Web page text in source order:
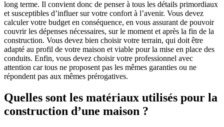
long terme. Il convient donc de penser à tous les détails primordiaux
et susceptibles d’influer sur votre confort à l’avenir. Vous devez
calculer votre budget en conséquence, en vous assurant de pouvoir
couvrir les dépenses nécessaires, sur le moment et après la fin de la
construction. Vous devez bien choisir votre terrain, qui doit être
adapté au profil de votre maison et viable pour la mise en place des
conduits. Enfin, vous devez choisir votre professionnel avec
attention car tous ne proposent pas les mêmes garanties ou ne
répondent pas aux mêmes prérogatives.
Quelles sont les matériaux utilisés pour la
construction d’une maison ?